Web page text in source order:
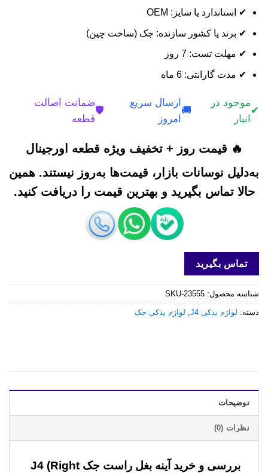
✔ استاندارد یا سایز: OEM
✔ برند یا کشور سازنده: جک (ساخت چین)
✔ مهلت تست: 7 روز
✔ مدت گارانتی: 6 ماه
✔
موجود در
انبار
🚚
ارسال سریع
امروز
🛡️
ضمانت اصالت
قطعه
🔥 قیمت روز + تخفیف ویژه قطعه اورجینال
به‌دلیل نوسانات بازار، قیمت‌ها به‌روز نیستند. همین
حالا تماس بگیرید و بهترین قیمت را دریافت کنید.
تماس بگیرید
شناسه محصول: SKU-23555
دسته: لوازم یدکی J4 , لوازم یدکی جک
توضیحات
نظرات (0)
بررسی و خرید
آینه بغل راست جک J4 (Right